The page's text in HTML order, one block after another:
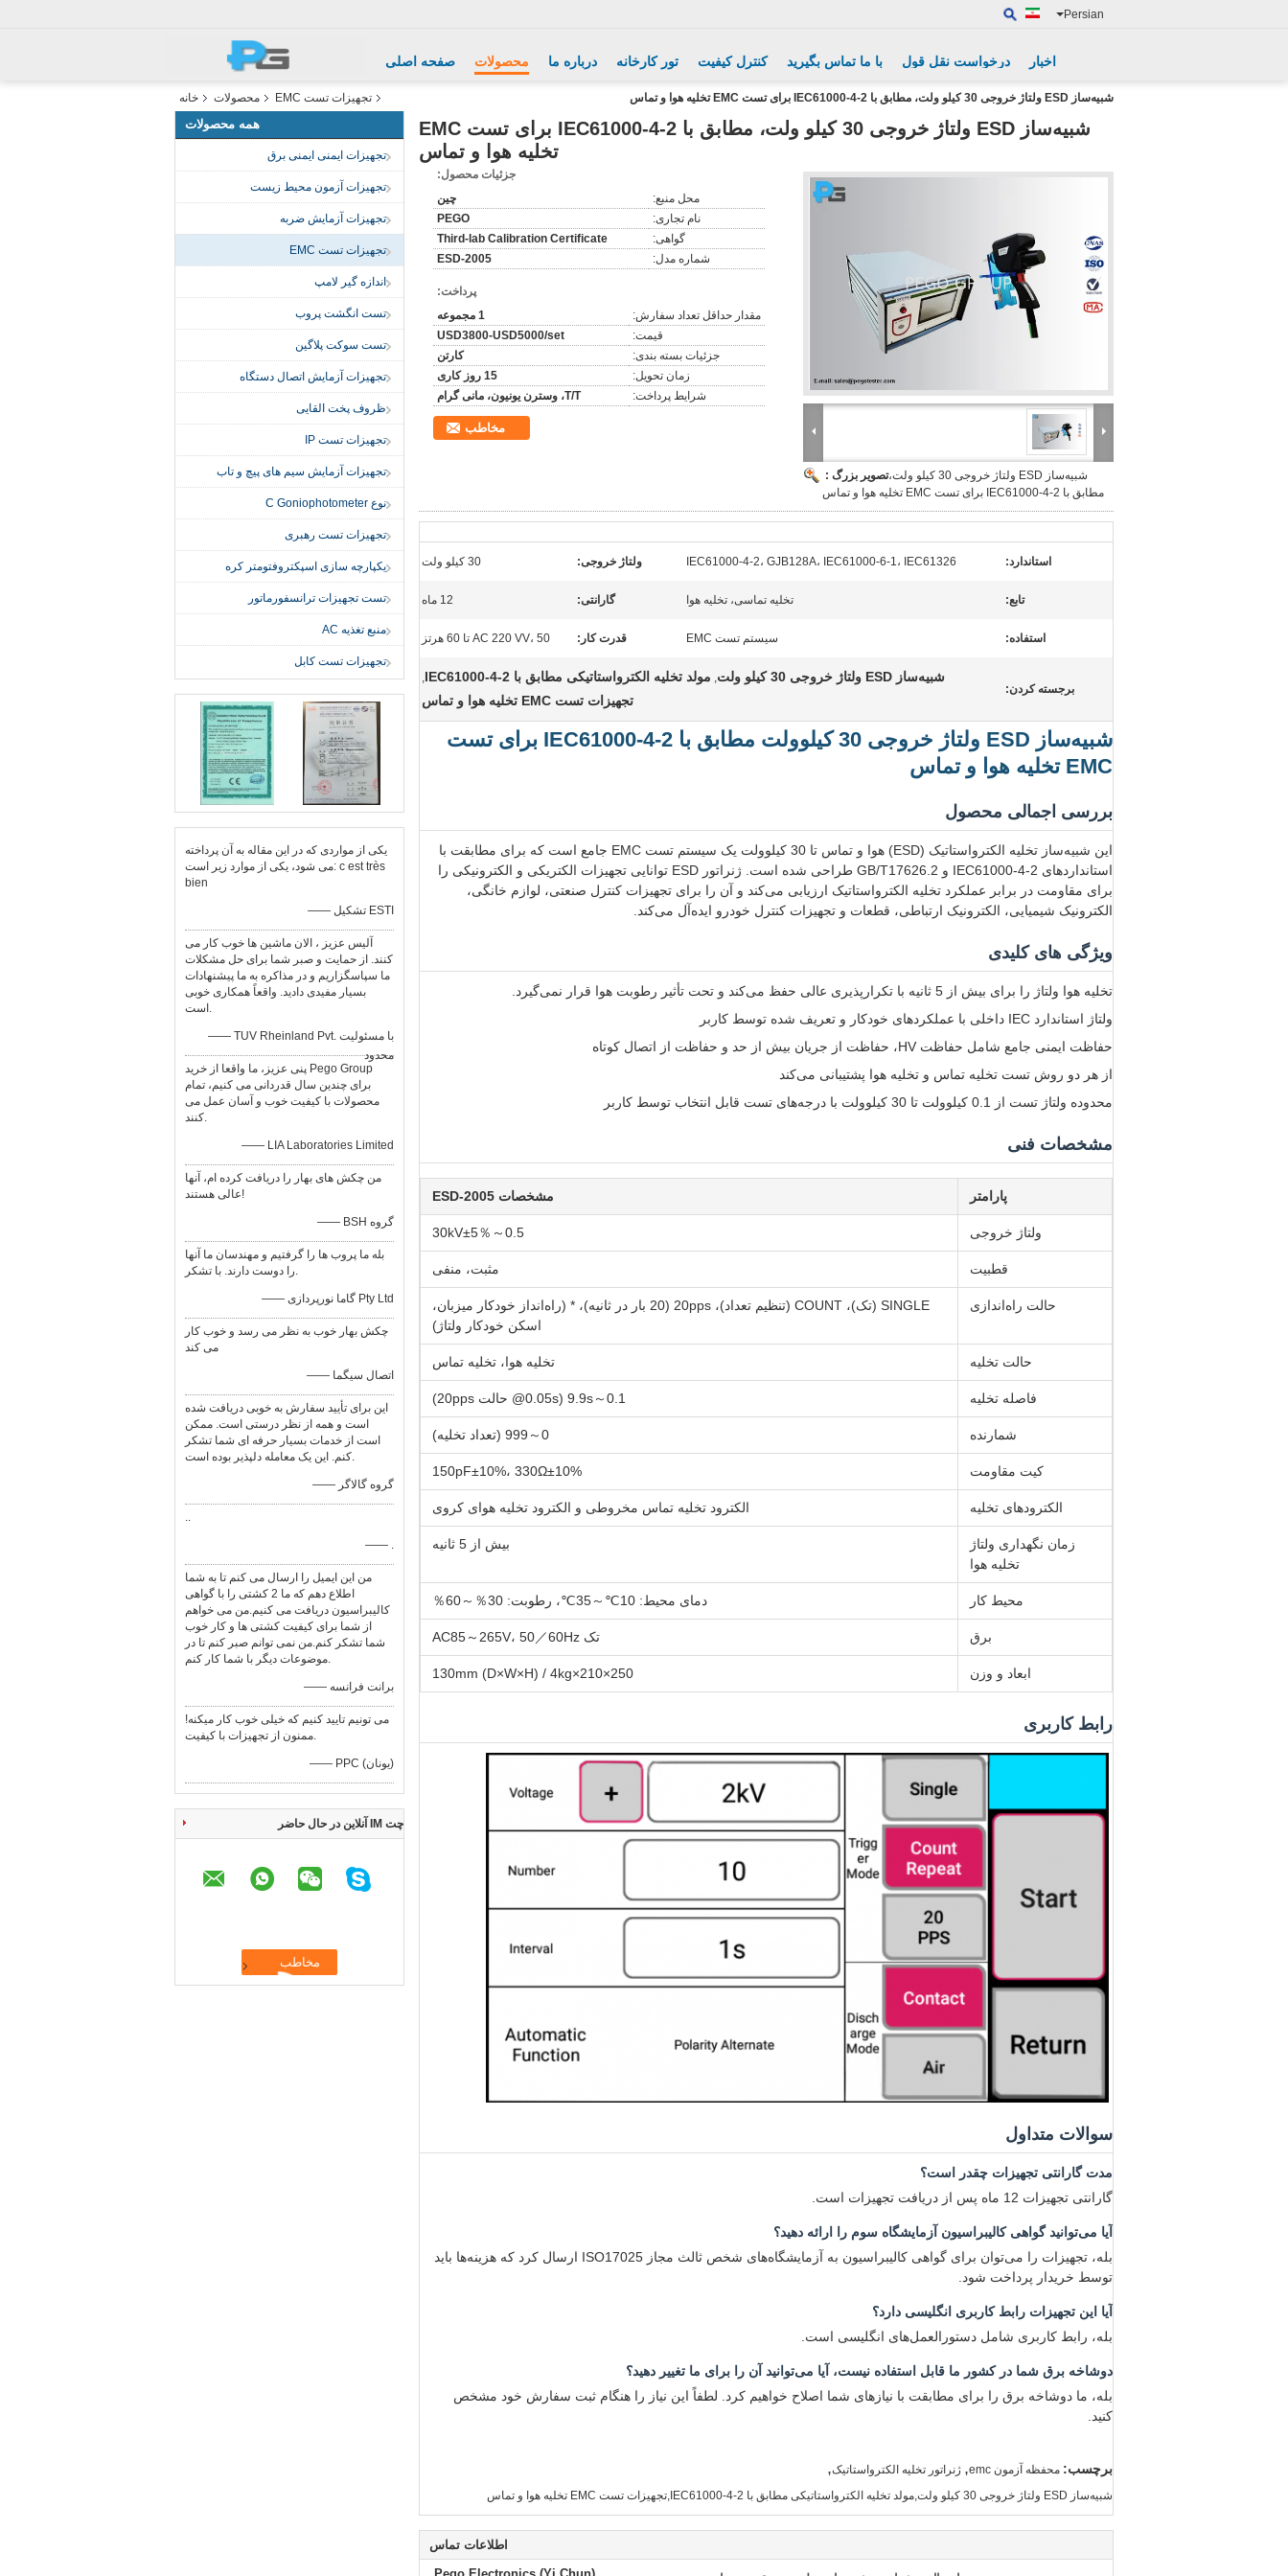
Persian
صفحه اصلی محصولات درباره ما تور کارخانه کنترل کیفیت با ما تماس بگیرید درخواست نقل قول اخبار
خانه محصولات تجهیزات تست EMC شبیه‌ساز ESD ولتاژ خروجی 30 کیلو ولت، مطابق با IEC61000-4-2 برای تست EMC تخلیه هوا و تماس
همه محصولات
تجهیزات ایمنی ایمنی برق
تجهیزات آزمون محیط زیست
تجهیزات آزمایش ضربه
تجهیزات تست EMC
اندازه گیر لامپ
تست انگشت پروب
تست سوکت پلاگین
تجهیزات آزمایش اتصال دستگاه
ظروف پخت القایی
تجهیزات تست IP
تجهیزات آزمایش سیم های پیچ و تاب
نوع C Goniophotometer
تجهیزات تست رهبری
یکپارچه سازی اسپکتروفتومتر کره
تست تجهیزات ترانسفورماتور
منبع تغذیه AC
تجهیزات تست کابل
یكی از مواردی كه در این مقاله به آن پرداخته
می شود، یكی از موارد زیر است: c est très
bien
—— تشکیل ESTI
آلیس عزیز ، الان ماشین ها خوب کار می
کنند. از حمایت و صبر شما برای حل مشکلات
ما سپاسگزاریم و در مذاکره به ما پیشنهادات
بسیار مفیدی دادید. واقعاً همکاری خوبی
است.
—— TUV Rheinland Pvt. با مسئولیت
محدود
پنی عزیز، ما واقعا از خرید Pego Group
برای چندین سال قدردانی می کنیم، تمام
محصولات با کیفیت خوب و آسان عمل می
کنند.
—— LIA Laboratories Limited
من چکش های بهار را دریافت کرده ام، آنها
عالی هستند!
—— BSH گروه
بله ما پروب ها را گرفتیم و مهندسان ما آنها
را دوست دارند. با تشکر.
—— گاما نورپردازی Pty Ltd
چکش بهار خوب به نظر می رسد و خوب کار
می کند
—— اتصال سیگما
این برای تأیید سفارش به خوبی دریافت شده
است و همه از نظر درستی است. ممکن
است از خدمات بسیار حرفه ای شما تشکر
کنم. این یک معامله دلپذیر بوده است.
—— گروه گالاگر
..
—— .
من این ایمیل را ارسال می کنم تا به شما
اطلاع دهم که ما 2 کشتی را با گواهی
کالیبراسیون دریافت می کنیم.من می خواهم
از شما برای کیفیت کشتی ها و کار خوب
شما تشکر کنم.من نمی توانم صبر کنم تا در
موضوعات دیگر با شما کار کنم.
—— برانت فرانسه
می تونیم تایید کنیم که خیلی خوب کار میکنه!
ممنون از تجهیزات با کیفیت.
—— PPC (یونان)
چت IM آنلاین در حال حاضر
شبیه‌ساز ESD ولتاژ خروجی 30 کیلو ولت، مطابق با IEC61000-4-2 برای تست EMC
تخلیه هوا و تماس
تصویر بزرگ :شبیه‌ساز ESD ولتاژ خروجی 30 کیلو ولت،
مطابق با IEC61000-4-2 برای تست EMC تخلیه هوا و تماس
جزئیات محصول:
محل منبع:
چین
نام تجاری:
PEGO
گواهی:
Third-lab Calibration Certificate
شماره مدل:
ESD-2005
پرداخت:
مقدار حداقل تعداد سفارش:
1 مجموعه
قیمت:
USD3800-USD5000/set
جزئیات بسته بندی:
کارتن
زمان تحویل:
15 روز کاری
شرایط پرداخت:
T/T، وسترن یونیون، مانی گرام
مخاطب
استاندارد: IEC61000-4-2، GJB128A، IEC61000-6-1، IEC61326 ولتاژ خروجی: 30 کیلو ولت
تابع: تخلیه تماسی، تخلیه هوا گارانتی: 12 ماه
استفاده: سیستم تست EMC قدرت کار: AC 220 VV، 50 تا 60 هرتز
برجسته کردن:
شبیه‌ساز ESD ولتاژ خروجی 30 کیلو ولت , مولد تخلیه الکترواستاتیکی مطابق با IEC61000-4-2 ,
تجهیزات تست EMC تخلیه هوا و تماس
شبیه‌ساز ESD ولتاژ خروجی 30 کیلوولت مطابق با IEC61000-4-2 برای تست
EMC تخلیه هوا و تماس
بررسی اجمالی محصول
این شبیه‌ساز تخلیه الکترواستاتیک (ESD) هوا و تماس تا 30 کیلوولت یک سیستم تست EMC جامع است که برای مطابقت با
استانداردهای IEC61000-4-2 و GB/T17626.2 طراحی شده است. ژنراتور ESD توانایی تجهیزات الکتریکی و الکترونیکی را
برای مقاومت در برابر عملکرد تخلیه الکترواستاتیک ارزیابی می‌کند و آن را برای تجهیزات کنترل صنعتی، لوازم خانگی،
الکترونیک شیمیایی، الکترونیک ارتباطی، قطعات و تجهیزات کنترل خودرو ایده‌آل می‌کند.
ویژگی های کلیدی
تخلیه هوا ولتاژ را برای بیش از 5 ثانیه با تکرارپذیری عالی حفظ می‌کند و تحت تأثیر رطوبت هوا قرار نمی‌گیرد.
ولتاژ استاندارد IEC داخلی با عملکردهای خودکار و تعریف شده توسط کاربر
حفاظت ایمنی جامع شامل حفاظت HV، حفاظت از جریان بیش از حد و حفاظت از اتصال کوتاه
از هر دو روش تست تخلیه تماس و تخلیه هوا پشتیبانی می‌کند
محدوده ولتاژ تست از 0.1 کیلوولت تا 30 کیلوولت با درجه‌های تست قابل انتخاب توسط کاربر
مشخصات فنی
پارامتر مشخصات ESD-2005
ولتاژ خروجی 0.5～30kV±5％
قطبیت مثبت، منفی
حالت راه‌اندازی
SINGLE (تک)، COUNT (تنظیم تعداد)، 20pps (20 بار در ثانیه)، * (راه‌انداز خودکار میزبان،
اسکن خودکار ولتاژ)
حالت تخلیه تخلیه هوا، تخلیه تماس
فاصله تخلیه 0.1～9.9s (0.05s@ حالت 20pps)
شمارنده 0～999 (تعداد تخلیه)
کیت مقاومت 150pF±10%، 330Ω±10%
الکترودهای تخلیه الکترود تخلیه تماس مخروطی و الکترود تخلیه هوای کروی
زمان نگهداری ولتاژ
تخلیه هوا
بیش از 5 ثانیه
محیط کار دمای محیط: 10℃～35℃، رطوبت: 30％～60％
برق تک AC85～265V، 50／60Hz
ابعاد و وزن 250×210×130mm (D×W×H) / 4kg
رابط کاربری
سوالات متداول
مدت گارانتی تجهیزات چقدر است؟
گارانتی تجهیزات 12 ماه پس از دریافت تجهیزات است.
آیا می‌توانید گواهی کالیبراسیون آزمایشگاه سوم را ارائه دهید؟
بله، تجهیزات را می‌توان برای گواهی کالیبراسیون به آزمایشگاه‌های شخص ثالث مجاز ISO17025 ارسال کرد که هزینه‌ها باید
توسط خریدار پرداخت شود.
آیا این تجهیزات رابط کاربری انگلیسی دارد؟
بله، رابط کاربری شامل دستورالعمل‌های انگلیسی است.
دوشاخه برق شما در کشور ما قابل استفاده نیست، آیا می‌توانید آن را برای ما تغییر دهید؟
بله، ما دوشاخه برق را برای مطابقت با نیازهای شما اصلاح خواهیم کرد. لطفاً این نیاز را هنگام ثبت سفارش خود مشخص
کنید.
برچسب: محفظه آزمون emc , ژنراتور تخلیه الکترواستاتیک,
شبیه‌ساز ESD ولتاژ خروجی 30 کیلو ولت,مولد تخلیه الکترواستاتیکی مطابق با IEC61000-4-2,تجهیزات تست EMC تخلیه هوا و تماس
اطلاعات تماس